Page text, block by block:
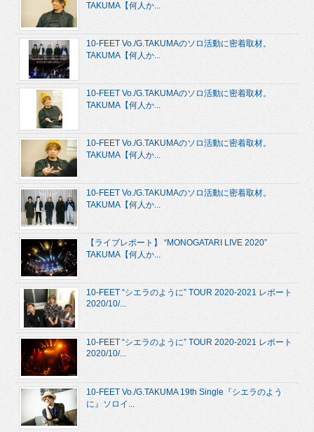
TAKUMA【何人か...
10-FEET Vo./G.TAKUMAのソロ活動に密着取材。
TAKUMA【何人か...
10-FEET Vo./G.TAKUMAのソロ活動に密着取材。
TAKUMA【何人か...
10-FEET Vo./G.TAKUMAのソロ活動に密着取材。
TAKUMA【何人か...
10-FEET Vo./G.TAKUMAのソロ活動に密着取材。
TAKUMA【何人か...
【ライブレポート】 “MONOGATARI LIVE 2020”
TAKUMA【何人か...
10-FEET “シエラのように” TOUR 2020-2021 レポート
2020/10/...
10-FEET “シエラのように” TOUR 2020-2021 レポート
2020/10/...
10-FEET Vo./G.TAKUMA 19th Single『シエラのよう
に』ソロイ...